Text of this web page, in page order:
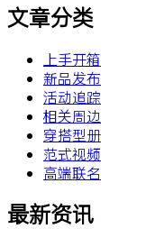
文章分类
上手开箱
新品发布
活动追踪
相关周边
穿搭型册
范式视频
高端联名
最新资讯